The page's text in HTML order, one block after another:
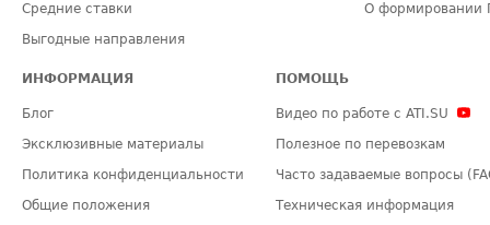
Средние ставки
Выгодные направления
О формировании
ИНФОРМАЦИЯ
Блог
Эксклюзивные материалы
Политика конфиденциальности
Общие положения
ПОМОЩЬ
Видео по работе с ATI.SU
Полезное по перевозкам
Часто задаваемые вопросы
Техническая информация